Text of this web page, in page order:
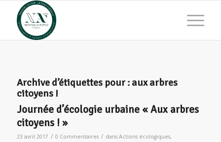
Archive d’étiquettes pour : aux arbres
citoyens !
Journée d’écologie urbaine « Aux arbres
citoyens ! »
23 avril 2017 / 0 Commentaires / dans Actions écologiques,